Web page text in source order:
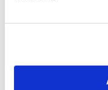
20-10-2026